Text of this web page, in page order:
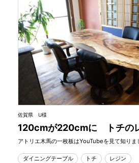
佐賀県 U様
120cmが220cmに トチの
アトリエ木馬の一枚板はYouTubeを見て知りま
ダイニングテーブル トチ レジン